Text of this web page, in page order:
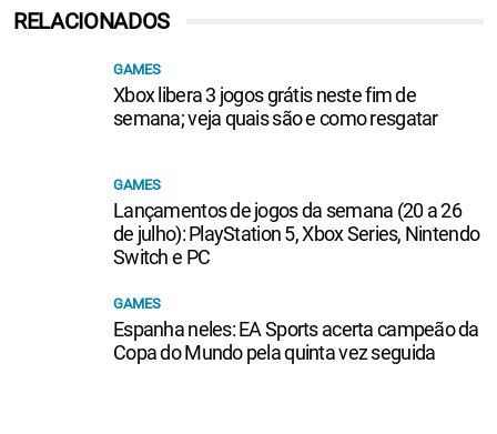
RELACIONADOS
GAMES
Xbox libera 3 jogos grátis neste fim de
semana; veja quais são e como resgatar
GAMES
Lançamentos de jogos da semana (20 a 26
de julho): PlayStation 5, Xbox Series, Nintendo
Switch e PC
GAMES
Espanha neles: EA Sports acerta campeão da
Copa do Mundo pela quinta vez seguida